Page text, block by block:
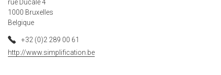
rue Ducale 4
1000 Bruxelles
Belgique
+32 (0)2 289 00 61
http://www.simplification.be